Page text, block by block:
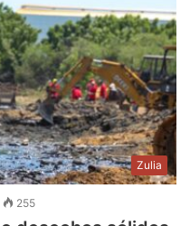
Zulia
255